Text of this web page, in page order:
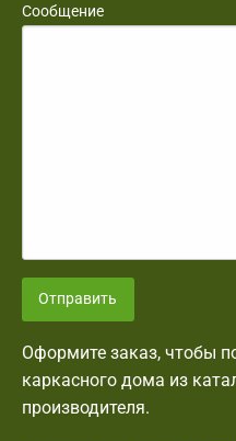
Сообщение
Отправить
Оформите заказ, чтобы
каркасного дома из
производителя.